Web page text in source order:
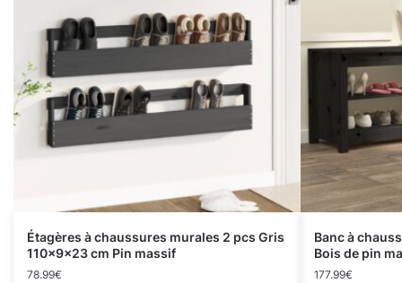
Étagères à chaussures murales 2 pcs Gris
110x9x23 cm Pin massif
78.99€
Banc à
Bois de pin
177.99€